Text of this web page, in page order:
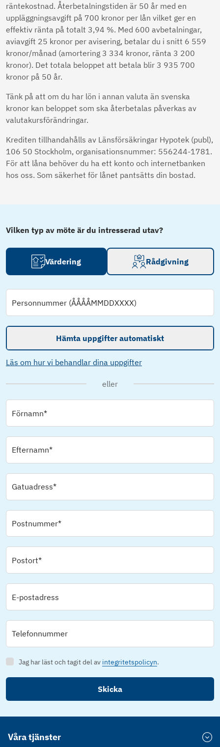
räntekostnad. Återbetalningstiden är 50 år med en
uppläggningsavgift på 700 kronor per lån vilket ger en
effektiv ränta på totalt 3,94 %. Med 600 avbetalningar,
aviavgift 25 kronor per avisering, betalar du i snitt 6 559
kronor/månad (amortering 3 334 kronor, ränta 3 200
kronor). Det totala beloppet att betala blir 3 935 700
kronor på 50 år.
Tänk på att om du har lön i annan valuta än svenska
kronor kan beloppet som ska återbetalas påverkas av
valutakursförändringar.
Krediten tillhandahålls av Länsförsäkringar Hypotek (publ),
106 50 Stockholm, organisationsnummer: 556244-1781.
För att låna behöver du ha ett konto och internetbanken
hos oss. Som säkerhet för lånet pantsätts din bostad.
Vilken typ av möte är du intresserad utav?
Värdering Rådgivning
Personnummer (ÅÅÅÅMMDDXXXX)
Hämta uppgifter automatiskt
Läs om hur vi behandlar dina uppgifter
eller
Förnamn*
Efternamn*
Gatuadress*
Postnummer*
Postort*
E-postadress
Telefonnummer
Jag har läst och tagit del av integritetspolicyn.
Skicka
Våra tjänster